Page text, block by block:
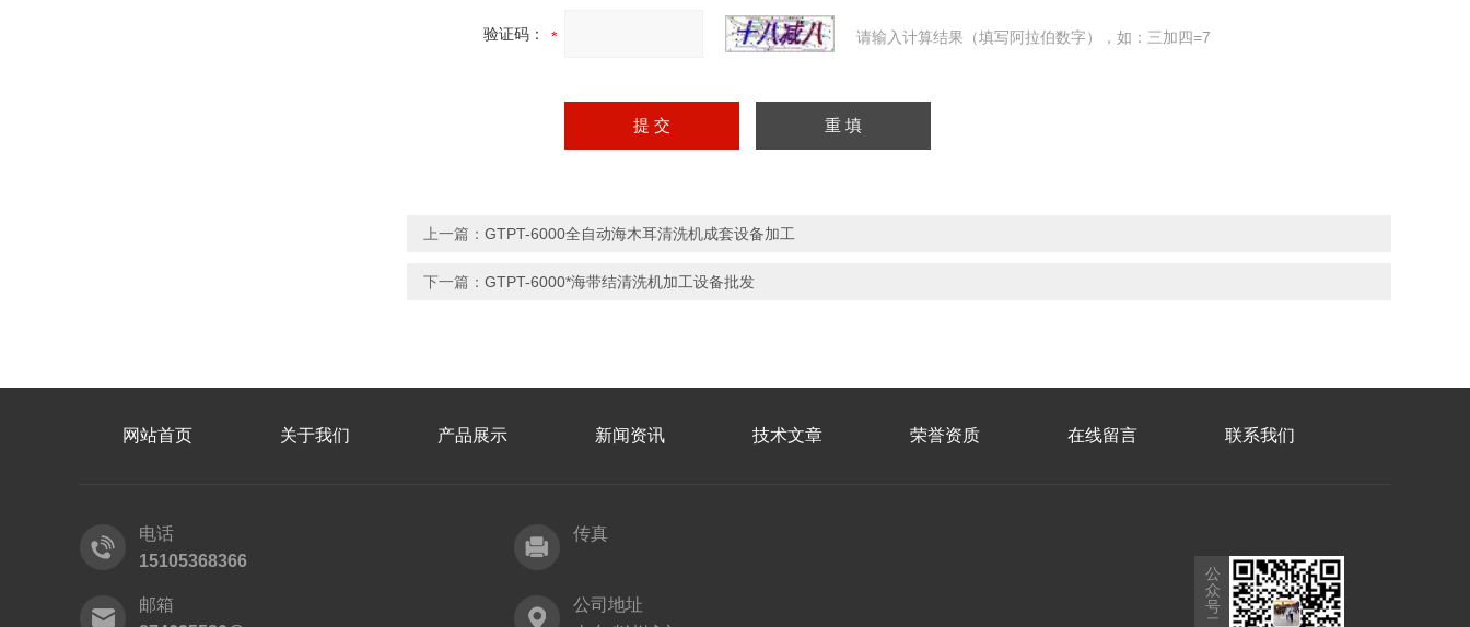
验证码： 请输入计算结果（填写阿拉伯数字），如：三加四=7
上一篇： GTPT-6000全自动海木耳清洗机成套设备加工
下一篇： GTPT-6000*海带结清洗机加工设备批发
网站首页 关于我们 产品展示 新闻资讯 技术文章 荣誉资质 在线留言 联系我们
电话
15105368366
传真
邮箱
公司地址
公
众
号
二